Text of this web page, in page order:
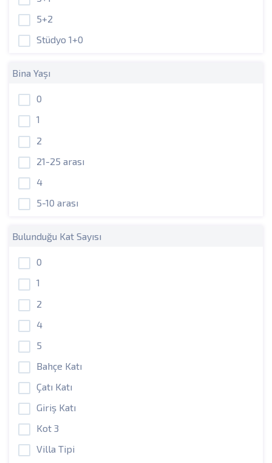
5+2
Stüdyo 1+0
Bina Yaşı
0
1
2
21-25 arası
4
5-10 arası
Bulunduğu Kat Sayısı
0
1
2
4
5
Bahçe Katı
Çatı Katı
Giriş Katı
Kot 3
Villa Tipi